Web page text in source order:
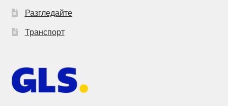
Разгледайте
Транспорт